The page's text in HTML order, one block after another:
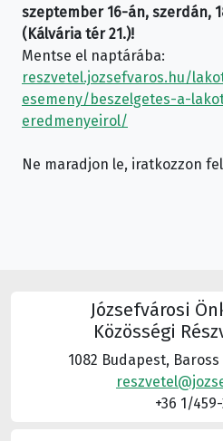
szeptember 16-án, szerdán,
(Kálvária tér 21.)!
Mentse el naptárába:
reszvetel.jozsefvaros.hu/
esemeny/beszelgetes-a-
eredmenyeirol/
Ne maradjon le, iratkozzon fel
Józsefvárosi
Közösségi
1082 Budapest,
+36 1/